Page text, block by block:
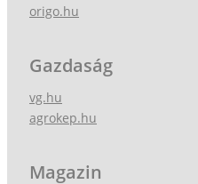
origo.hu
Gazdaság
vg.hu
agrokep.hu
Magazin